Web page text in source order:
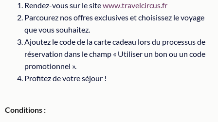
Rendez-vous sur le sitewww.travelcircus.fr
Parcourez nos offres exclusives et choisissez le voyage
que vous souhaitez.
Ajoutez le code de la carte cadeau lors du processus de
réservation dans le champ « Utiliser un bon ou un code
promotionnel ».
Profitez de votre séjour !
Conditions :